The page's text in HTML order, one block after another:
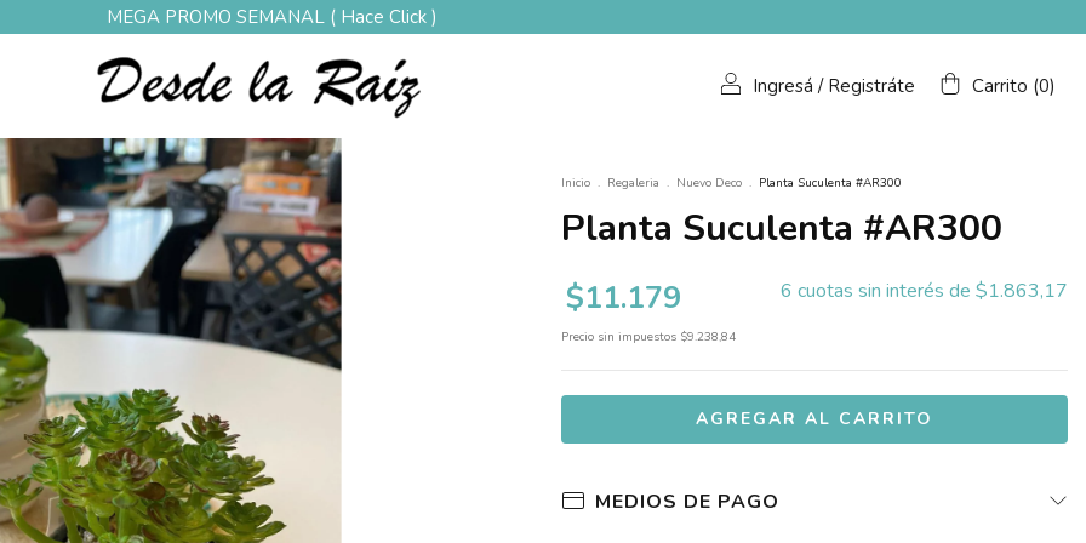
MEGA PROMO SEMANAL ( Hace Click )
Ingresá / Registráte Carrito (0)
Inicio . Regaleria . Nuevo Deco . Planta Suculenta #AR300
Planta Suculenta #AR300
$11.179 6 cuotas sin interés de $1.863,17
Precio sin impuestos $9.238,84
MEDIOS DE PAGO